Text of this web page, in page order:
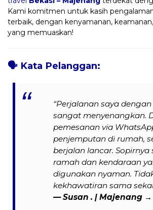
Kami komitmen untuk kasih
terbaik, dengan kenyamanan,
yang memuaskan!
🗣️ Kata Pelanggan:
“Perjalanan saya
sangat menyenangkan.
pemesanan via
penjemputan di rumah,
berjalan lancar. Sopirnya
ramah dan kendaraan
digunakan nyaman.
kekhawatiran sama
— Susan . | Majenang